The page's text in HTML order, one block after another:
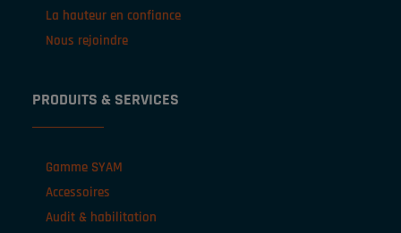
La hauteur en confiance
Nous rejoindre
PRODUITS & SERVICES
Gamme SYAM
Accessoires
Audit & habilitation